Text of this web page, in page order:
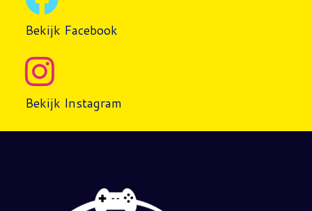
Bekijk Facebook
Bekijk Instagram